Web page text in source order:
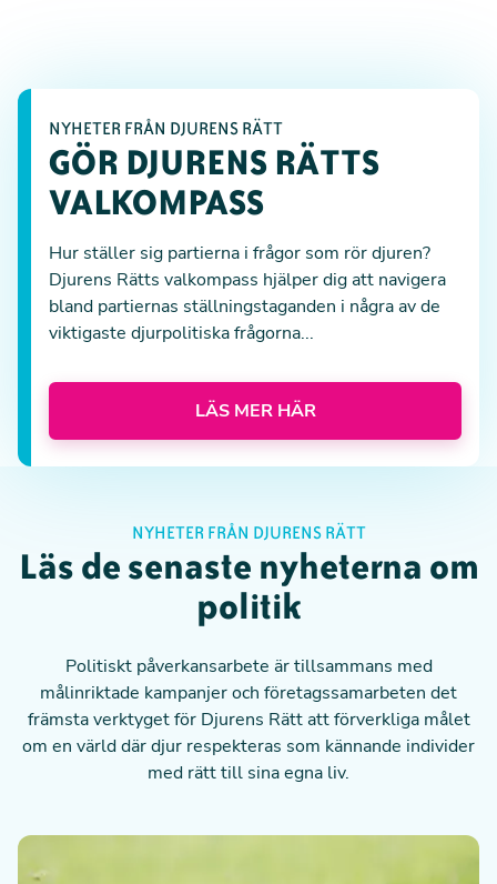
NYHETER FRÅN DJURENS RÄTT
GÖR DJURENS RÄTTS
VALKOMPASS
Hur ställer sig partierna i frågor som rör djuren?
Djurens Rätts valkompass hjälper dig att navigera
bland partiernas ställningstaganden i några av de
viktigaste djurpolitiska frågorna...
LÄS MER HÄR
NYHETER FRÅN DJURENS RÄTT
Läs de senaste nyheterna om
politik
Politiskt påverkansarbete är tillsammans med
målinriktade kampanjer och företagssamarbeten det
främsta verktyget för Djurens Rätt att förverkliga målet
om en värld där djur respekteras som kännande individer
med rätt till sina egna liv.